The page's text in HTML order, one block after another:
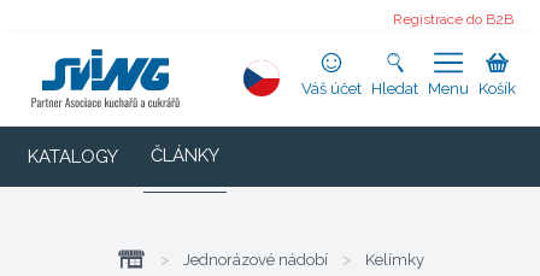
Registrace do B2B
Váš účet Hledat Menu Košík
KATALOGY ČLÁNKY
> Jednorázové nádobí > Kelímky